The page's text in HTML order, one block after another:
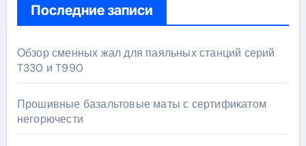
Последние записи
Обзор сменных жал для паяльных станций серий
T330 и T990
Прошивные базальтовые маты с сертификатом
негорючести